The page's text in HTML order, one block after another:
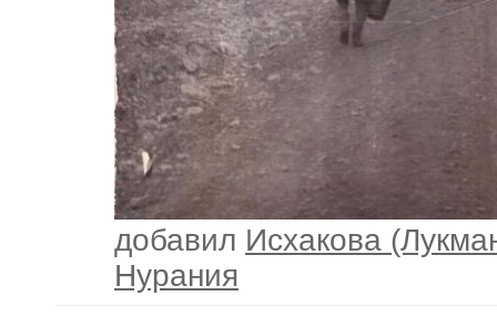
добавил Исхакова
Нурания